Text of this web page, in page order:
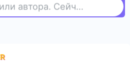
Найдите курс или автора. Сейчас ищут